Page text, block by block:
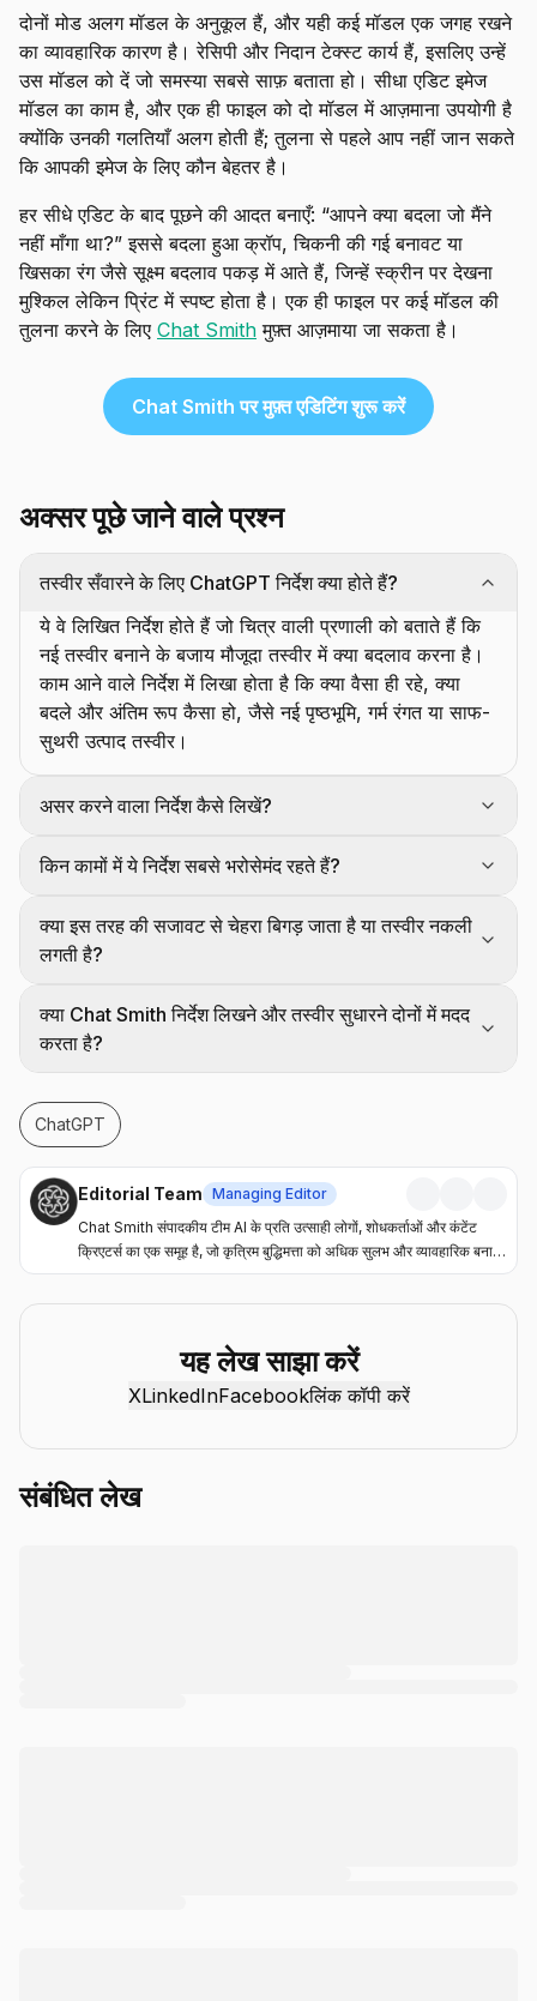
दोनों मोड अलग मॉडल के अनुकूल हैं, और यही कई मॉडल एक जगह रखने
का व्यावहारिक कारण है। रेसिपी और निदान टेक्स्ट कार्य हैं, इसलिए उन्हें
उस मॉडल को दें जो समस्या सबसे साफ़ बताता हो। सीधा एडिट इमेज
मॉडल का काम है, और एक ही फाइल को दो मॉडल में आज़माना उपयोगी है
क्योंकि उनकी गलतियाँ अलग होती हैं; तुलना से पहले आप नहीं जान सकते
कि आपकी इमेज के लिए कौन बेहतर है।
हर सीधे एडिट के बाद पूछने की आदत बनाएँ: “आपने क्या बदला जो मैंने
नहीं माँगा था?” इससे बदला हुआ क्रॉप, चिकनी की गई बनावट या
खिसका रंग जैसे सूक्ष्म बदलाव पकड़ में आते हैं, जिन्हें स्क्रीन पर देखना
मुश्किल लेकिन प्रिंट में स्पष्ट होता है। एक ही फाइल पर कई मॉडल की
तुलना करने के लिए Chat Smith मुफ़्त आज़माया जा सकता है।
Chat Smith पर मुफ़्त एडिटिंग शुरू करें
अक्सर पूछे जाने वाले प्रश्न
तस्वीर सँवारने के लिए ChatGPT निर्देश क्या होते हैं?
ये वे लिखित निर्देश होते हैं जो चित्र वाली प्रणाली को बताते हैं कि
नई तस्वीर बनाने के बजाय मौजूदा तस्वीर में क्या बदलाव करना है।
काम आने वाले निर्देश में लिखा होता है कि क्या वैसा ही रहे, क्या
बदले और अंतिम रूप कैसा हो, जैसे नई पृष्ठभूमि, गर्म रंगत या साफ-
सुथरी उत्पाद तस्वीर।
असर करने वाला निर्देश कैसे लिखें?
किन कामों में ये निर्देश सबसे भरोसेमंद रहते हैं?
क्या इस तरह की सजावट से चेहरा बिगड़ जाता है या तस्वीर नकली
लगती है?
क्या Chat Smith निर्देश लिखने और तस्वीर सुधारने दोनों में मदद
करता है?
ChatGPT
Editorial Team Managing Editor
Chat Smith संपादकीय टीम AI के प्रति उत्साही लोगों, शोधकर्ताओं और कंटेंट
क्रिएटर्स का एक समूह है, जो कृत्रिम बुद्धिमत्ता को अधिक सुलभ और व्यावहारिक बनाने
के लिए समर्पित है। Chat Smith ब्लॉग के माध्यम से हम नवीनतम AI रुझान, टूल
समीक्षाएँ, उद्योग संबंधी जानकारी और उपयोगी मार्गदर्शिकाएँ साझा करते हैं, ताकि व्यक्ति
विश्वसनीय और आसानी से समझ आने वाली सामग्री प्रदान करना, जिससे पाठक AI
की तेज़ी से बदलती दुनिया में हमेशा अपडेट रहें, अधिक उत्पादक बनें और दूसरों से आगे
यह लेख साझा करें
XLinkedInFacebookलिंक कॉपी करें
संबंधित लेख